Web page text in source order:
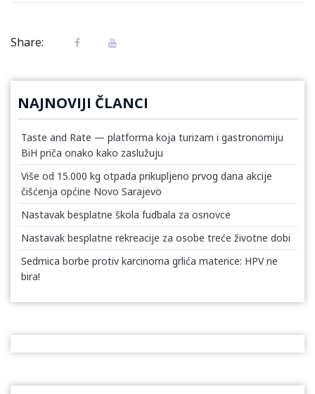
Share:
NAJNOVIJI ČLANCI
Taste and Rate — platforma koja turizam i gastronomiju
BiH priča onako kako zaslužuju
Više od 15.000 kg otpada prikupljeno prvog dana akcije
čišćenja općine Novo Sarajevo
Nastavak besplatne škola fudbala za osnovce
Nastavak besplatne rekreacije za osobe treće životne dobi
Sedmica borbe protiv karcinoma grlića materice: HPV ne
bira!